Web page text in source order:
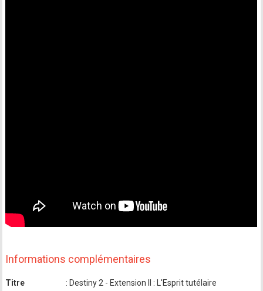
Informations complémentaires
Titre : Destiny 2 - Extension II : L'Esprit tutélaire